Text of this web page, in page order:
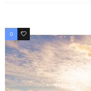
0 0